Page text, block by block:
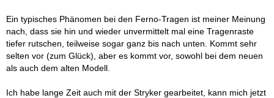
Ein typisches Phänomen bei den Ferno-Tragen ist meiner Meinung
nach, dass sie hin und wieder unvermittelt mal eine Tragenraste
tiefer rutschen, teilweise sogar ganz bis nach unten. Kommt sehr
selten vor (zum Glück), aber es kommt vor, sowohl bei dem neuen
als auch dem alten Modell.
Ich habe lange Zeit auch mit der Stryker gearbeitet, kann mich jetzt